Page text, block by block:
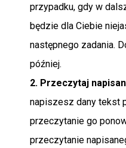
przypadku, gdy w
będzie dla Ciebie
następnego zadania.
później.
2. Przeczytaj
napiszesz dany tekst
przeczytanie go
przeczytanie